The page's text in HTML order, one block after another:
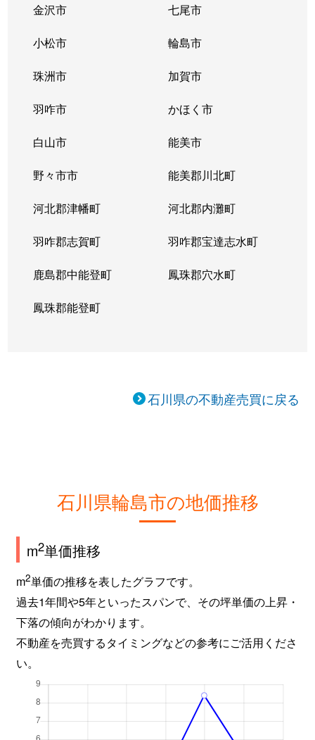
金沢市 七尾市
小松市 輪島市
珠洲市 加賀市
羽咋市 かほく市
白山市 能美市
野々市市 能美郡川北町
河北郡津幡町 河北郡内灘町
羽咋郡志賀町 羽咋郡宝達志水町
鹿島郡中能登町 鳳珠郡穴水町
鳳珠郡能登町
石川県の不動産売買に戻る
石川県輪島市の地価推移
m2単価推移
m2単価の推移を表したグラフです。
過去1年間や5年といったスパンで、その坪単価の上昇・
下落の傾向がわかります。
不動産を売買するタイミングなどの参考にご活用くださ
い。